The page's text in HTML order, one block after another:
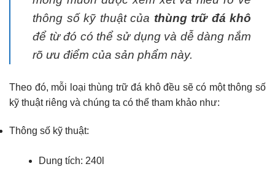
thông số kỹ thuật của thùng trữ đá khô
để từ đó có thể sử dụng và dễ dàng nắm
rõ ưu điểm của sản phẩm này.
Theo đó, mỗi loại thùng trữ đá khô đều sẽ có một thông số
kỹ thuật riêng và chúng ta có thể tham khảo như:
Thông số kỹ thuật:
Dung tích: 240l